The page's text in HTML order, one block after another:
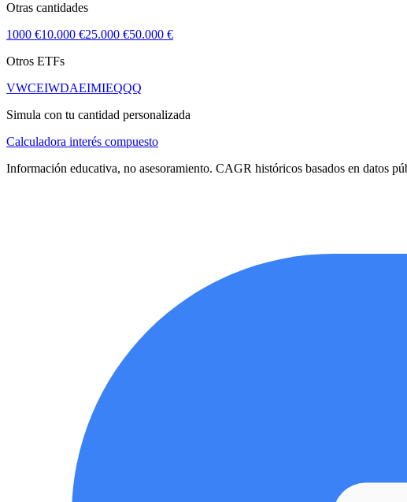
Otras cantidades
1000 €10.000 €25.000 €50.000 €
Otros ETFs
VWCEIWDAEIMIEQQQ
Simula con tu cantidad personalizada
Calculadora interés compuesto
Información educativa, no asesoramiento. CAGR históricos basados en datos